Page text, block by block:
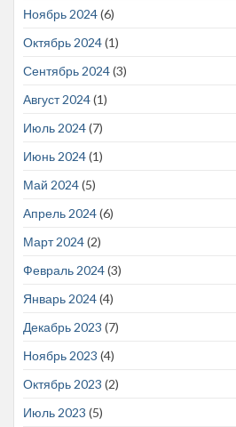
Ноябрь 2024(6)
Октябрь 2024(1)
Сентябрь 2024(3)
Август 2024(1)
Июль 2024(7)
Июнь 2024(1)
Май 2024(5)
Апрель 2024(6)
Март 2024(2)
Февраль 2024(3)
Январь 2024(4)
Декабрь 2023 (7)
Ноябрь 2023 (4)
Октябрь 2023 (2)
Июль 2023 (5)